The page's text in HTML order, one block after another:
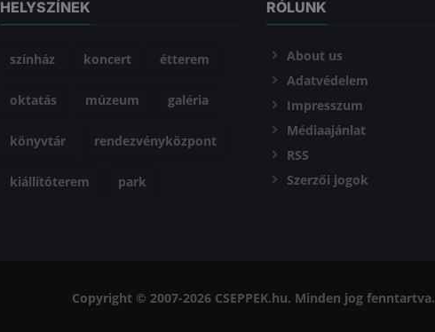
HELYSZÍNEK
színház koncert étterem
oktatás múzeum galéria
könyvtár rendezvényközpont
kiállítóterem park
RÓLUNK
About us
Adatvédelem
Impresszum
Médiaajánlat
RSS
Szerzői jogok
Copyright © 2007-2026 CSEPPEK.hu. Minden jog fenntartva.